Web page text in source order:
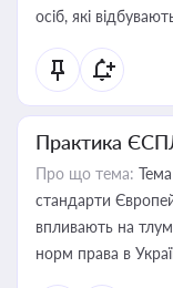
осіб, які
Практика
Про що тема:
стандарти
впливають на
норм права в